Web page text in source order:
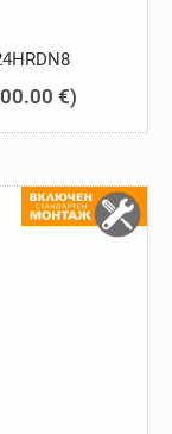
лв..
€)